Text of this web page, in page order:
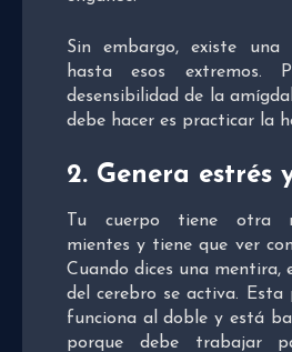
Sin embargo, existe
hasta esos extremos.
desensibilidad de la
debe hacer es practicar la
2. Genera estrés
Tu cuerpo tiene otra
mientes y tiene que ver
Cuando dices una mentira,
del cerebro se activa. Esta
funciona al doble y está
porque debe trabajar